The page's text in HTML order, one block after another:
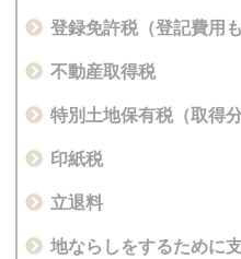
登録免許税（登記費用
不動産取得税
特別土地保有税（取得
印紙税
立退料
地ならしをするために